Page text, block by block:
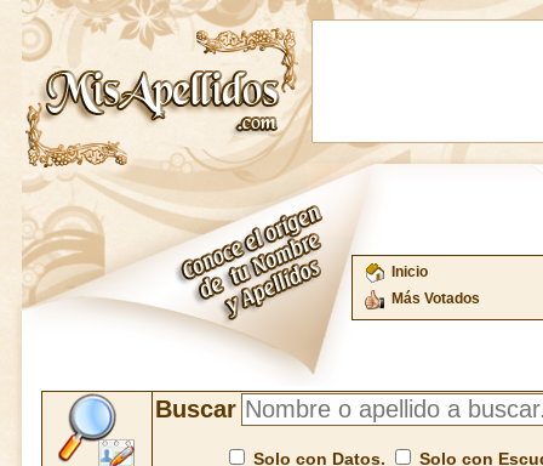
Inicio
Más Votados
Buscar
Solo con Datos. Solo con